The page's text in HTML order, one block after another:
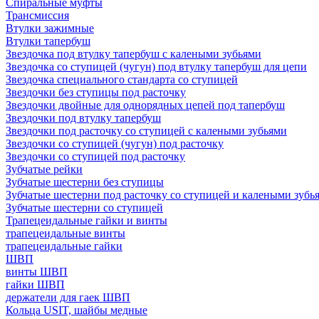
Спиральные муфты
Трансмиссия
Втулки зажимные
Втулки тапербуш
Звездочка под втулку тапербуш c калеными зубьями
Звездочка со ступицей (чугун) под втулку тапербуш для цепи
Звездочка специального стандарта со ступицей
Звездочки без ступицы под расточку
Звездочки двойные для однорядных цепей под тапербуш
Звездочки под втулку тапербуш
Звездочки под расточку со ступицей с калеными зубьями
Звездочки со ступицей (чугун) под расточку
Звездочки со ступицей под расточку
Зубчатые рейки
Зубчатые шестерни без ступицы
Зубчатые шестерни под расточку со ступицей и калеными
Зубчатые шестерни со ступицей
Трапецеидальные гайки и винты
трапецеидальные винты
трапецеидальные гайки
ШВП
винты ШВП
гайки ШВП
держатели для гаек ШВП
Кольца USIT, шайбы медные